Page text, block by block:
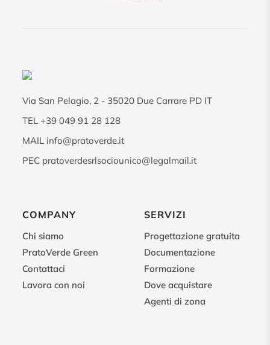
Via San Pelagio, 2 - 35020 Due Carrare PD IT
TEL+39 049 91 28 128
MAIL info@pratoverde.it
PEC pratoverdesrlsociounico@legalmail.it
COMPANY
Chi siamo
PratoVerde Green
Contattaci
Lavora con noi
SERVIZI
Progettazione gratuita
Documentazione
Formazione
Dove acquistare
Agenti di zona